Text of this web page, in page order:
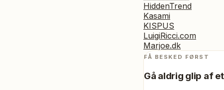
HiddenTrend
Kasami
KISPUS
LuigiRicci.com
Marjoe.dk
FÅ BESKED FØRST
Gå aldrig glip af